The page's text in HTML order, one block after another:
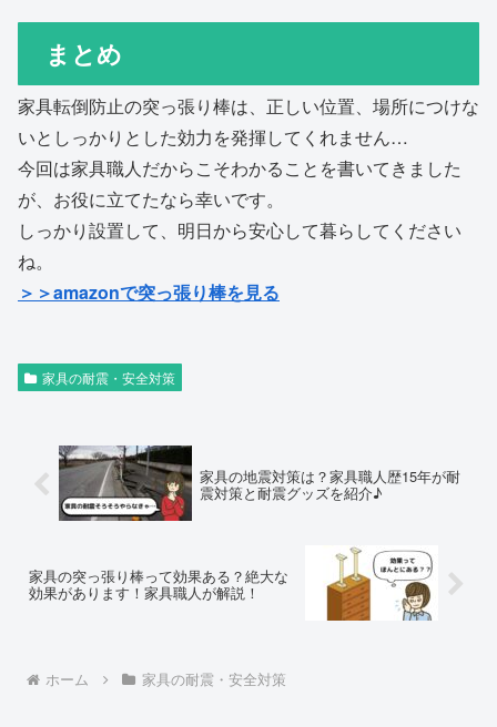
まとめ
家具転倒防止の突っ張り棒は、正しい位置、場所につけな
いとしっかりとした効力を発揮してくれません…
今回は家具職人だからこそわかることを書いてきました
が、お役に立てたなら幸いです。
しっかり設置して、明日から安心して暮らしてください
ね。
＞＞amazonで突っ張り棒を見る
家具の耐震・安全対策
家具の地震対策は？家具職人歴15年が耐
震対策と耐震グッズを紹介♪
家具の突っ張り棒って効果ある？絶大な
効果があります！家具職人が解説！
ホーム 家具の耐震・安全対策